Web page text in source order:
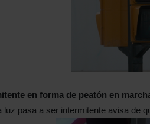
en forma de peatón en
luz pasa a ser intermitente avisa de